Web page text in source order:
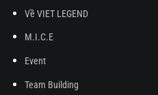
Về VIET LEGEND
M.I.C.E
Event
Team Building